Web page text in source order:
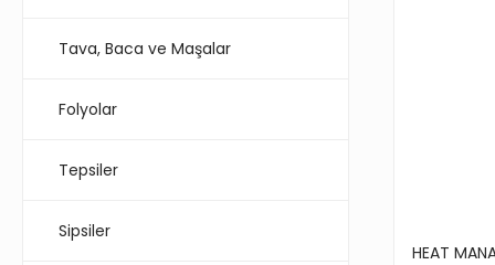
Tava, Baca ve Maşalar
Folyolar
Tepsiler
Sipsiler
HEAT